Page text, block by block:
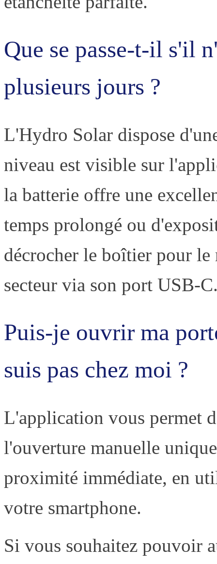
Que se passe-t-il s'il
plusieurs jours ?
L'Hydro Solar dispose
niveau est visible sur
la batterie offre une
temps prolongé ou
décrocher le boîtier pour le
secteur via son port USB-
Puis-je ouvrir ma
suis pas chez moi ?
L'application vous permet
l'ouverture manuelle
proximité immédiate, en
votre smartphone.
Si vous souhaitez pouvoir